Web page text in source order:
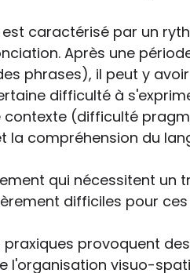
caractérisé par un
Après une
phrases), il peut y
difficulté à
contexte (difficulté
la compréhension du
qui nécessitent un
difficiles pour
provoquent
l'organisation visuo-